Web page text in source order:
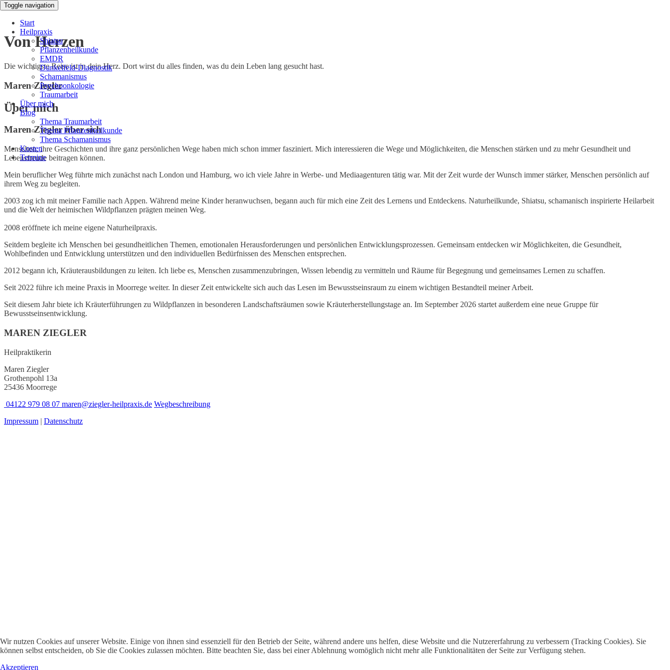
Toggle navigation
Start
Heilpraxis
Shiatsu
Pflanzenheilkunde
EMDR
Dunkelfeld-Diagnostik
Schamanismus
Psychoonkologie
Traumarbeit
Über mich
Blog
Thema Traumarbeit
Thema Pflanzenheilkunde
Thema Schamanismus
Kosten
Termine
Von Herzen
Die wichtigste Reise ist in dein Herz. Dort wirst du alles finden, was du dein Leben lang gesucht hast.
Maren Ziegler
Über mich
Maren Ziegler über sich
Menschen, ihre Geschichten und ihre ganz persönlichen Wege haben mich schon immer fasziniert. Mich interessieren die Wege und Möglichkeiten, die Menschen stärken und zu mehr Gesundheit und
Lebensfreude beitragen können.
Mein beruflicher Weg führte mich zunächst nach London und Hamburg, wo ich viele Jahre in Werbe- und Mediaagenturen tätig war. Mit der Zeit wurde der Wunsch immer stärker, Menschen persönlich auf
ihrem Weg zu begleiten.
2003 zog ich mit meiner Familie nach Appen. Während meine Kinder heranwuchsen, begann auch für mich eine Zeit des Lernens und Entdeckens. Naturheilkunde, Shiatsu, schamanisch inspirierte Heilarbeit
und die Welt der heimischen Wildpflanzen prägten meinen Weg.
2008 eröffnete ich meine eigene Naturheilpraxis.
Seitdem begleite ich Menschen bei gesundheitlichen Themen, emotionalen Herausforderungen und persönlichen Entwicklungsprozessen. Gemeinsam entdecken wir Möglichkeiten, die Gesundheit,
Wohlbefinden und Entwicklung unterstützen und den individuellen Bedürfnissen des Menschen entsprechen.
2012 begann ich, Kräuterausbildungen zu leiten. Ich liebe es, Menschen zusammenzubringen, Wissen lebendig zu vermitteln und Räume für Begegnung und gemeinsames Lernen zu schaffen.
Seit 2022 führe ich meine Praxis in Moorrege weiter. In dieser Zeit entwickelte sich auch das Lesen im Bewusstseinsraum zu einem wichtigen Bestandteil meiner Arbeit.
Seit diesem Jahr biete ich Kräuterführungen zu Wildpflanzen in besonderen Landschaftsräumen sowie Kräuterherstellungstage an. Im September 2026 startet außerdem eine neue Gruppe für
Bewusstseinsentwicklung.
MAREN ZIEGLER
Heilpraktikerin
Maren Ziegler
Grothenpohl 13a
25436 Moorrege
04122 979 08 07 maren@ziegler-heilpraxis.de Wegbeschreibung
Impressum | Datenschutz
Wir nutzen Cookies auf unserer Website. Einige von ihnen sind essenziell für den Betrieb der Seite, während andere uns helfen, diese Website und die Nutzererfahrung zu verbessern (Tracking Cookies). Sie
können selbst entscheiden, ob Sie die Cookies zulassen möchten. Bitte beachten Sie, dass bei einer Ablehnung womöglich nicht mehr alle Funktionalitäten der Seite zur Verfügung stehen.
Akzeptieren